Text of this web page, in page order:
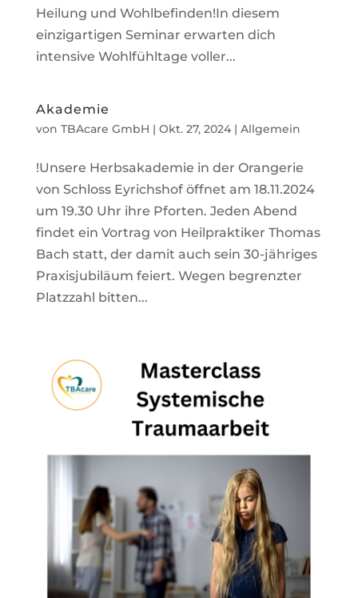
Heilung und Wohlbefinden!In diesem
einzigartigen Seminar erwarten dich
intensive Wohlfühltage voller...
Akademie
von TBAcare GmbH | Okt. 27, 2024| Allgemein
!Unsere Herbsakademie in der Orangerie
von Schloss Eyrichshof öffnet am 18.11.2024
um 19.30 Uhr ihre Pforten. Jeden Abend
findet ein Vortrag von Heilpraktiker Thomas
Bach statt, der damit auch sein 30-jähriges
Praxisjubiläum feiert. Wegen begrenzter
Platzzahl bitten...